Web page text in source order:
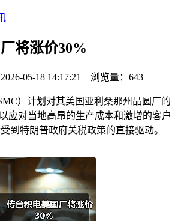
将涨价30%
05-18 14:17:21 浏览量： 643
）计划对其美国亚利桑那州晶圆厂的
应对当地高昂的生产成本和激增的客户
到特朗普政府关税政策的直接驱动。